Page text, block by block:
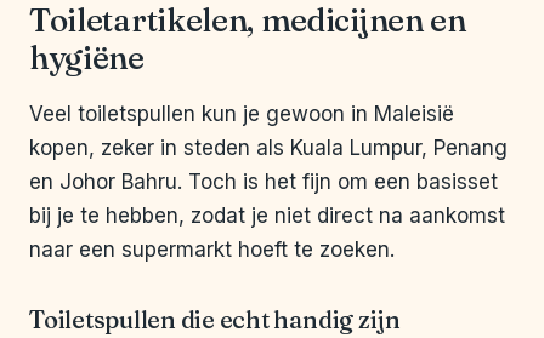
Toiletartikelen, medicijnen en
hygiëne
Veel toiletspullen kun je gewoon in Maleisië
kopen, zeker in steden als Kuala Lumpur, Penang
en Johor Bahru. Toch is het fijn om een basisset
bij je te hebben, zodat je niet direct na aankomst
naar een supermarkt hoeft te zoeken.
Toiletspullen die echt handig zijn